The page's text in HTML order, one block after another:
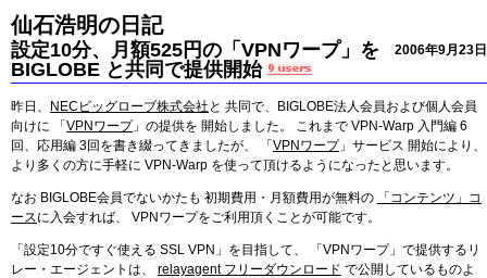
仙石浩明の日記
2006年9月23日
設定10分、月額525円の「VPNワープ」を
BIGLOBE と共同で提供開始
昨日、 NECビッグローブ株式会社 と 共同で、BIGLOBE法人会員および個人会員
向けに 「 VPNワープ」の提供を 開始しました。 これまで VPN-Warp 入門編 6
回、応用編 3回を書き綴ってきましたが、 「 VPNワープ」サービス 開始により、
より多くの方に手軽に VPN-Warp を使って頂けるようになったと思います。
なお BIGLOBE会員でないかたも 初期費用・月額費用が無料の
「コンテンツ」コ
ースに入会すれば、 VPNワープをご利用頂くことが可能です。
「設定10分ですぐ使える SSL VPN」を目指して、 「VPNワープ」で提供するリ
レー・エージェントは、 relayagent フリーダウンロード で公開しているものよ